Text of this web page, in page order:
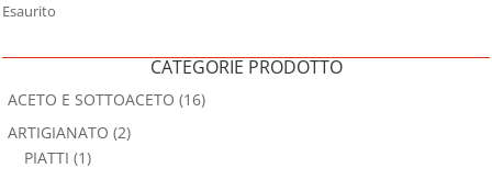
Esaurito
CATEGORIE PRODOTTO
ACETO E SOTTOACETO (16)
ARTIGIANATO (2)
PIATTI (1)